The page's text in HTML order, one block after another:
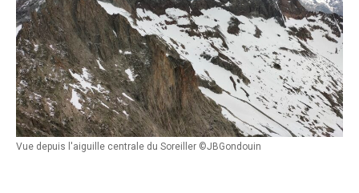
Vue depuis l'aiguille centrale du Soreiller ©JBGondouin